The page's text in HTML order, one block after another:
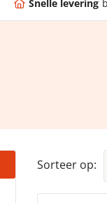
Snelle levering
Sorteer op: